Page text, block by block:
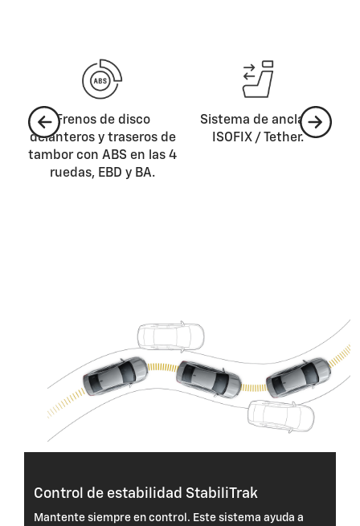
Frenos de disco
delanteros y traseros de
tambor con ABS en las 4
ruedas, EBD y BA.
Sistema de anclaje
ISOFIX / Tether.
Control de estabilidad StabiliTrak
Mantente siempre en control. Este sistema ayuda a